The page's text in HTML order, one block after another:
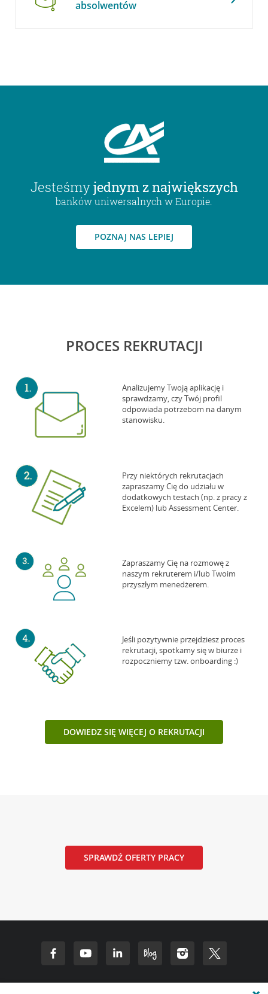
absolwentów
Jesteśmyjednym z największych
banków uniwersalnych w Europie.
POZNAJ NAS LEPIEJ
PROCES REKRUTACJI
Analizujemy Twoją aplikację i
sprawdzamy, czy Twój profil
odpowiada potrzebom na danym
stanowisku.
Przy niektórych rekrutacjach
zapraszamy Cię do udziału w
dodatkowych testach (np. z pracy z
Excelem) lub Assessment Center.
Zapraszamy Cię na rozmowę z
naszym rekruterem i/lub Twoim
przyszłym menedżerem.
Jeśli pozytywnie przejdziesz proces
rekrutacji, spotkamy się w biurze i
rozpoczniemy tzw. onboarding :)
DOWIEDZ SIĘ WIĘCEJ O REKRUTACJI
SPRAWDŹ OFERTY PRACY